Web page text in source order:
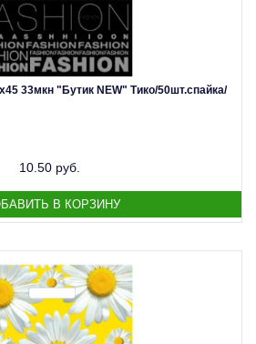
33мкн "Бутик NEW" Тико/50шт.спайка/
10.50 руб.